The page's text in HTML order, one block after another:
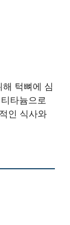
턱뼈에 심
타늄으로
인 식사와